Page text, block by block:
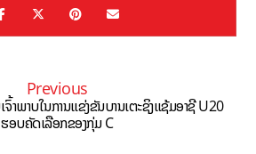
Previous
າ​ພາບໃນການແຂ່ງຂັນບານເຕະຊິງແຊ້ມອາຊີ U20
ຮອບຄັດເລືອກຂອງກຸ່​ມ C